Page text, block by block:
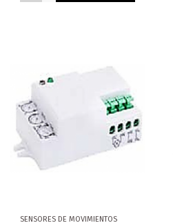
SENSORES DE MOVIMIENTOS